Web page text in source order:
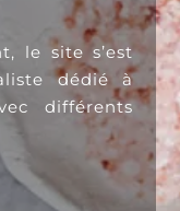
le site s’est
dédié à
différents